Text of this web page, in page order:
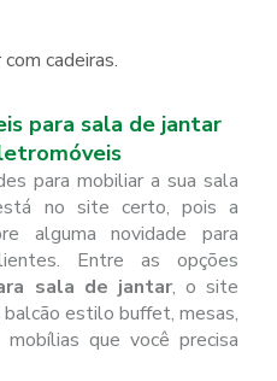
para sala de jantar
para mobiliar a sua sala
no site certo, pois a
alguma novidade para
Entre as opções
sala de jantar, o site
estilo buffet, mesas,
que você precisa